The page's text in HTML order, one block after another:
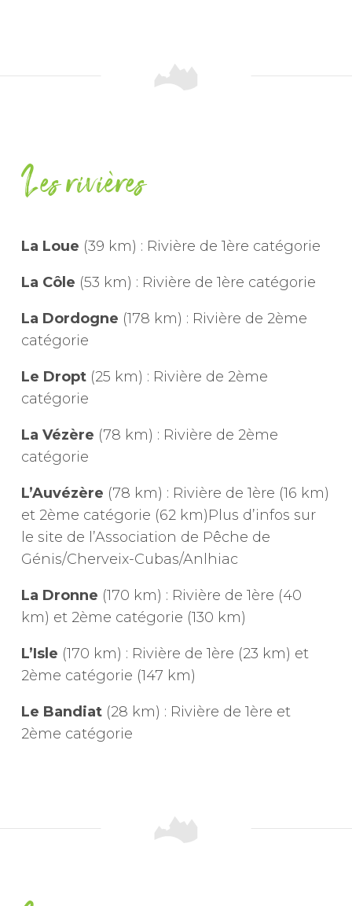
Les rivières
La Loue (39 km) : Rivière de 1ère catégorie
La Côle (53 km) : Rivière de 1ère catégorie
La Dordogne (178 km) : Rivière de 2ème
catégorie
Le Dropt (25 km) : Rivière de 2ème
catégorie
La Vézère (78 km) : Rivière de 2ème
catégorie
L’Auvézère (78 km) : Rivière de 1ère (16 km)
et 2ème catégorie (62 km)Plus d’infos sur
le site de l’Association de Pêche de
Génis/Cherveix-Cubas/Anlhiac
La Dronne (170 km) : Rivière de 1ère (40
km) et 2ème catégorie (130 km)
L’Isle (170 km) : Rivière de 1ère (23 km) et
2ème catégorie (147 km)
Le Bandiat (28 km) : Rivière de 1ère et
2ème catégorie